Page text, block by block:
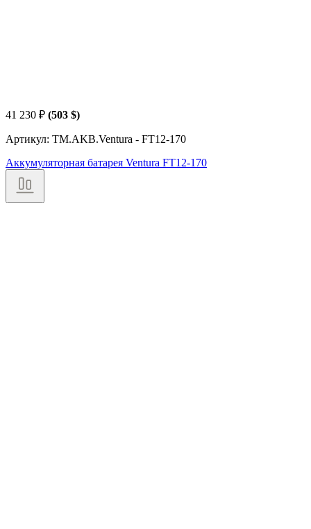
41 230 ₽ (503 $)
Артикул: TM.AKB.Ventura - FT12-170
Аккумуляторная батарея Ventura FT12-170